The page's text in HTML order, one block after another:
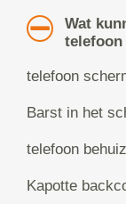
Wat
telefoon
telefoon
Barst in het
telefoon
Kapotte